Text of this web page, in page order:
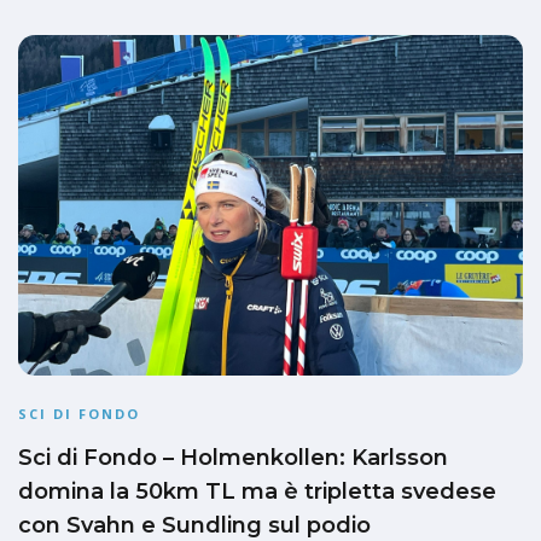
SCI DI FONDO
Sci di Fondo – Holmenkollen: Karlsson
domina la 50km TL ma è tripletta svedese
con Svahn e Sundling sul podio